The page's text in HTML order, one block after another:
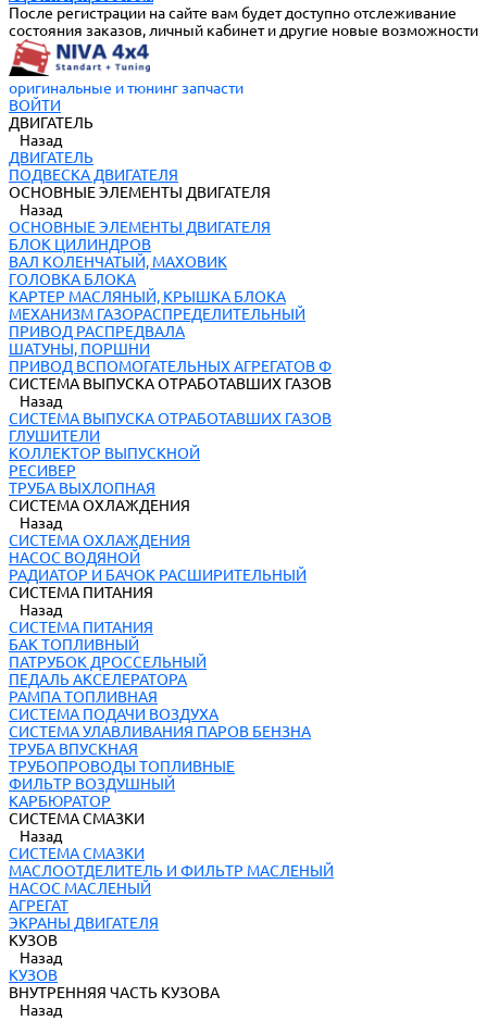
После регистрации на сайте вам будет доступно отслеживание
состояния заказов, личный кабинет и другие новые возможности
оригинальные и тюнинг запчасти
ВОЙТИ
ДВИГАТЕЛЬ
Назад
ДВИГАТЕЛЬ
ПОДВЕСКА ДВИГАТЕЛЯ
ОСНОВНЫЕ ЭЛЕМЕНТЫ ДВИГАТЕЛЯ
Назад
ОСНОВНЫЕ ЭЛЕМЕНТЫ ДВИГАТЕЛЯ
БЛОК ЦИЛИНДРОВ
ВАЛ КОЛЕНЧАТЫЙ, МАХОВИК
ГОЛОВКА БЛОКА
КАРТЕР МАСЛЯНЫЙ, КРЫШКА БЛОКА
МЕХАНИЗМ ГАЗОРАСПРЕДЕЛИТЕЛЬНЫЙ
ПРИВОД РАСПРЕДВАЛА
ШАТУНЫ, ПОРШНИ
ПРИВОД ВСПОМОГАТЕЛЬНЫХ АГРЕГАТОВ Ф
СИСТЕМА ВЫПУСКА ОТРАБОТАВШИХ ГАЗОВ
Назад
СИСТЕМА ВЫПУСКА ОТРАБОТАВШИХ ГАЗОВ
ГЛУШИТЕЛИ
КОЛЛЕКТОР ВЫПУСКНОЙ
РЕСИВЕР
ТРУБА ВЫХЛОПНАЯ
СИСТЕМА ОХЛАЖДЕНИЯ
Назад
СИСТЕМА ОХЛАЖДЕНИЯ
НАСОС ВОДЯНОЙ
РАДИАТОР И БАЧОК РАСШИРИТЕЛЬНЫЙ
СИСТЕМА ПИТАНИЯ
Назад
СИСТЕМА ПИТАНИЯ
БАК ТОПЛИВНЫЙ
ПАТРУБОК ДРОССЕЛЬНЫЙ
ПЕДАЛЬ АКСЕЛЕРАТОРА
РАМПА ТОПЛИВНАЯ
СИСТЕМА ПОДАЧИ ВОЗДУХА
СИСТЕМА УЛАВЛИВАНИЯ ПАРОВ БЕНЗНА
ТРУБА ВПУСКНАЯ
ТРУБОПРОВОДЫ ТОПЛИВНЫЕ
ФИЛЬТР ВОЗДУШНЫЙ
КАРБЮРАТОР
СИСТЕМА СМАЗКИ
Назад
СИСТЕМА СМАЗКИ
МАСЛООТДЕЛИТЕЛЬ И ФИЛЬТР МАСЛЕНЫЙ
НАСОС МАСЛЕНЫЙ
АГРЕГАТ
ЭКРАНЫ ДВИГАТЕЛЯ
КУЗОВ
Назад
КУЗОВ
ВНУТРЕННЯЯ ЧАСТЬ КУЗОВА
Назад